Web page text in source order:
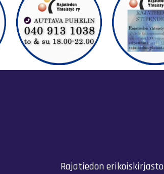
Rajatiedon erikoiskirjasto